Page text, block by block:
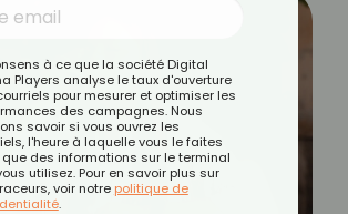
à ce que la société Digital
Players analyse le taux d'ouverture
pour mesurer et optimiser les
des campagnes. Nous
savoir si vous ouvrez les
l'heure à laquelle vous le faites
des informations sur le terminal
utilisez. Pour en savoir plus sur
voir notre politique de
.